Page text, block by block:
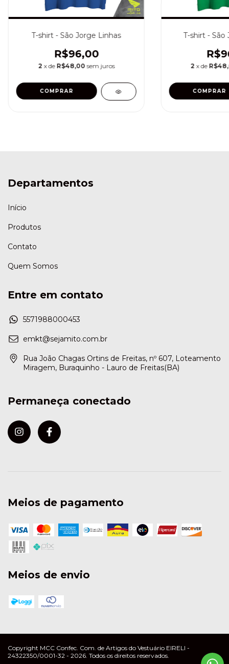
T-shirt - São Jorge Linhas
R$96,00
2 x de R$48,00 sem juros
COMPRAR
T-shirt - São
2 x de
COMPRAR
Departamentos
Início
Produtos
Contato
Quem Somos
Entre em contato
5571988000453
emkt@sejamito.com.br
Rua João Chagas Ortins de Freitas, nº 607, Loteamento
Miragem, Buraquinho - Lauro de Freitas(BA)
Permaneça conectado
Meios de pagamento
Meios de envio
Copyright MCC Confec. Com. de Artigos do Vestuário EIRELI -
24322350/0001-32 - 2026. Todos os direitos reservados.